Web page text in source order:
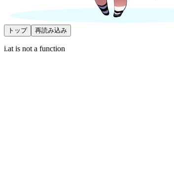
トップ 再読み込み
i.at is not a function